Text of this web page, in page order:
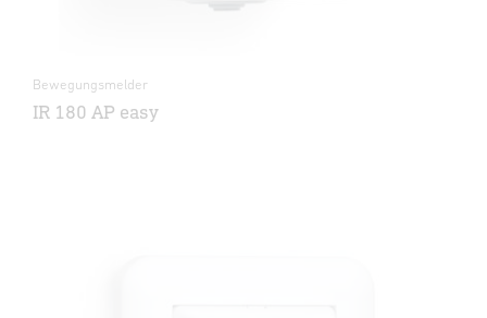
Bewegungsmelder
IR 180 AP easy